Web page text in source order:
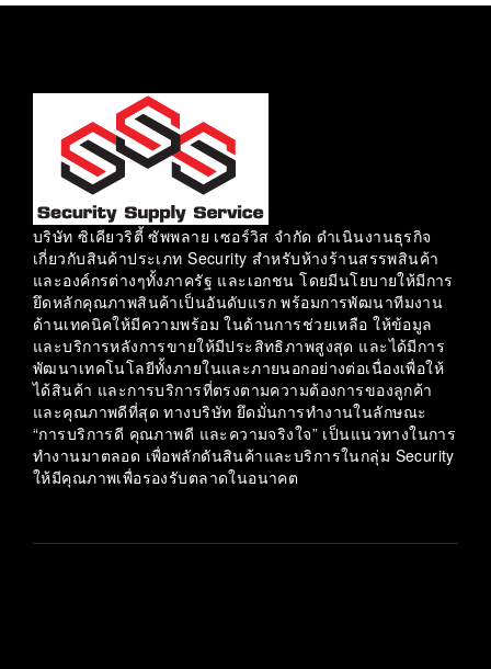
บริษัท ซิเคียวริตี้ ซัพพลาย เซอร์วิส จำกัด ดำเนินงานธุรกิจ
เกี่ยวกับสินค้าประเภท Security สำหรับห้างร้านสรรพสินค้า
และองค์กรต่างๆทั้งภาครัฐ และเอกชน โดยมีนโยบายให้มีการ
ยึดหลักคุณภาพสินค้าเป็นอันดับแรก พร้อมการพัฒนาทีมงาน
ด้านเทคนิคให้มีความพร้อม ในด้านการช่วยเหลือ ให้ข้อมูล
และบริการหลังการขายให้มีประสิทธิภาพสูงสุด และได้มีการ
พัฒนาเทคโนโลยีทั้งภายในและภายนอกอย่างต่อเนื่องเพื่อให้
ได้สินค้า และการบริการที่ตรงตามความต้องการของลูกค้า
และคุณภาพดีที่สุด ทางบริษัท ยึดมั่นการทำงานในลักษณะ
“การบริการดี คุณภาพดี และความจริงใจ” เป็นแนวทางในการ
ทำงานมาตลอด เพื่อพลักดันสินค้าและบริการในกลุ่ม Security
ให้มีคุณภาพเพื่อรองรับตลาดในอนาคต